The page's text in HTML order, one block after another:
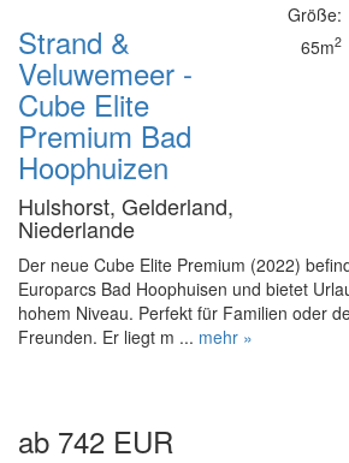
Strand &
Veluwemeer -
Cube Elite
Premium Bad
Hoophuizen
Hulshorst, Gelderland,
Niederlande
Größe:
65m2
Der neue Cube Elite Premium (2022)
Europarcs Bad Hoophuisen und bietet
hohem Niveau. Perfekt für Familien oder
Freunden. Er liegt m ... mehr »
ab 742 EUR